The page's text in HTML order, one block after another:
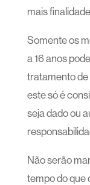
mais
Somente os
a 16 anos
tratamento de
este só é
seja dado ou
Não serão
tempo do que